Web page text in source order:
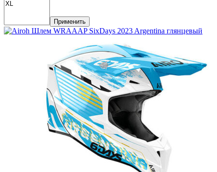
Применить